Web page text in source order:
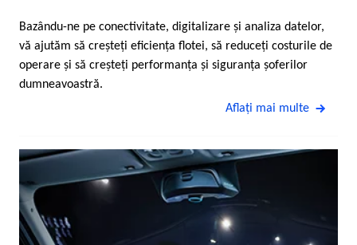
Bazându-ne pe conectivitate, digitalizare şi analiza datelor,
vă ajutăm să creşteţi eficienţa flotei, să reduceţi costurile de
operare şi să creşteţi performanţa şi siguranţa şoferilor
dumneavoastră.
Aflaţi mai multe